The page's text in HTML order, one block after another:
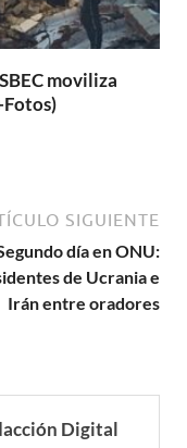
moviliza
SIGUIENTE
día en ONU:
de Ucrania e
Irán entre oradores
Digital